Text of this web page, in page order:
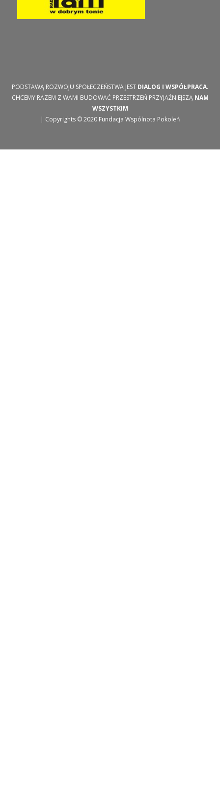
PODSTAWĄ ROZWOJU SPOŁECZEŃSTWA JEST DIALOG I WSPÓŁPRACA.
CHCEMY RAZEM Z WAMI BUDOWAĆ PRZESTRZEŃ PRZYJAŹNIEJSZĄ NAM
WSZYSTKIM
| Copyrights © 2020 Fundacja Wspólnota Pokoleń